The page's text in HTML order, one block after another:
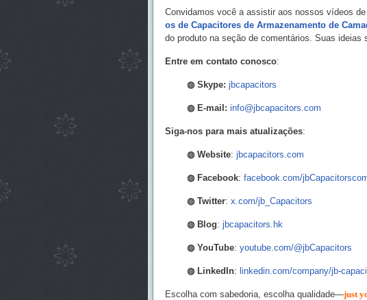
Convidamos você a assistir aos nossos vídeos
os de Capacitores de Armazenamento de
do produto na seção de comentários. Suas ideias
Entre em contato conosco:
◍ Skype: jbcapacitors
◍ E-mail: info@jbcapacitors.com
Siga-nos para mais atualizações:
◍ Website: jbcapacitors.com
◍ Facebook: facebook.com/
◍ Twitter: x.com/jb_Capacitors
◍ Blog: jbcapacitors.hk
◍ YouTube: youtube.com/@jbCapacitors
◍ LinkedIn: linkedin.com/company/jb-
Escolha com sabedoria, escolha qualidade—just